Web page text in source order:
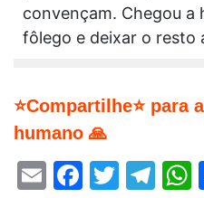
convençam. Chegou a
fôlego e deixar o resto
⭐Compartilhe⭐ para
humano 🙏
Email